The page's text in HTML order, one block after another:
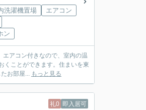
洗濯機置場
エアコン
ン
エアコン付きなので、室内の温
くことができます。住まいを東
お部屋... もっと見る
礼0 即入居可